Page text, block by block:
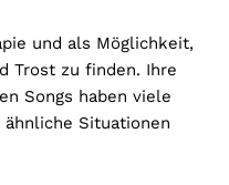
und als Möglichkeit,
Trost zu finden. Ihre
Songs haben viele
Situationen